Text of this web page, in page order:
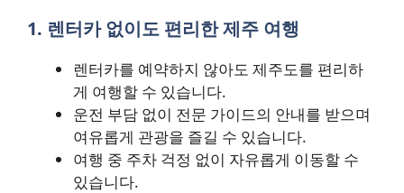
1. 렌터카 없이도 편리한 제주 여행
렌터카를 예약하지 않아도 제주도를 편리하
게 여행할 수 있습니다.
운전 부담 없이 전문 가이드의 안내를 받으며
여유롭게 관광을 즐길 수 있습니다.
여행 중 주차 걱정 없이 자유롭게 이동할 수
있습니다.